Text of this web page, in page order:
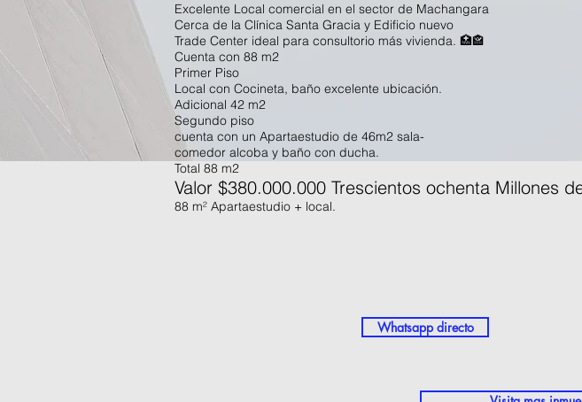
Excelente Local comercial en el sector de Machangara
Cerca de la Clínica Santa Gracia y Edificio nuevo
Trade Center ideal para consultorio más vivienda. 🏥🏤
Cuenta con 88 m2
Primer Piso
Local con Cocineta, baño excelente ubicación.
Adicional 42 m2
Segundo piso
cuenta con un Apartaestudio de 46m2 sala-
comedor alcoba y baño con ducha.
Total 88 m2
Valor $380.000.000 Trescientos ochenta Millones
88 m² Apartaestudio + local.
Whatsapp directo